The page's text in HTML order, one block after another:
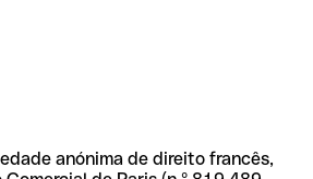
anónima de direito francês,